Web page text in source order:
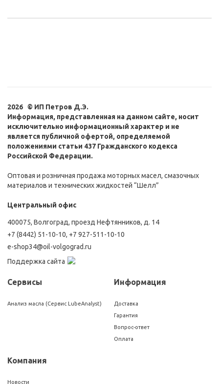
2026 © ИП Петров Д.Э.
Информация, представленная на данном сайте, носит
исключительно информационный характер и не
является публичной офертой, определяемой
положениями статьи 437 Гражданского кодекса
Российской Федерации.
Оптовая и розничная продажа моторных масел, смазочных
материалов и технических жидкостей “Шелл”
Центральный офис
400075, Волгоград, проезд Нефтянников, д. 14
+7 (8442) 51-10-10, +7 927-511-10-10
e-shop34@oil-volgograd.ru
Поддержка сайта
Сервисы
Анализ масла (Сервис LubeAnalyst)
Информация
Доставка
Гарантия
Вопрос-ответ
Оплата
Компания
Новости